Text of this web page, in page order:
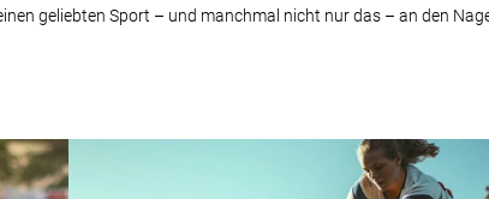
geliebten Sport – und manchmal nicht nur das – an den